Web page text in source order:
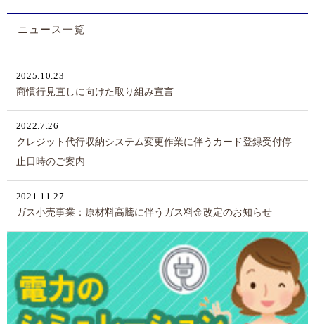
ニュース一覧
2025.10.23
商慣行見直しに向けた取り組み宣言
2022.7.26
クレジット代行収納システム変更作業に伴うカード登録受付停
止日時のご案内
2021.11.27
ガス小売事業：原材料高騰に伴うガス料金改定のお知らせ